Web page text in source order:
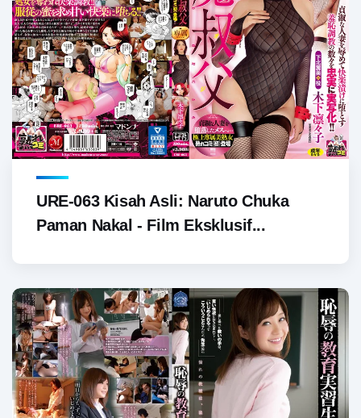
URE-063 Kisah Asli: Naruto Chuka
Paman Nakal - Film Eksklusif...